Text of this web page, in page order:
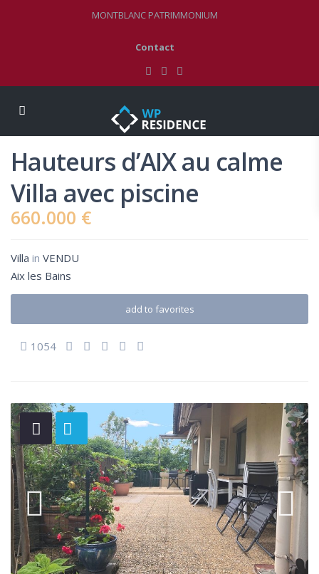
MONTBLANC PATRIMMONIUM
Contact
Hauteurs d’AIX au calme
Villa avec piscine
660.000 €
Villa in VENDU
Aix les Bains
add to favorites
1054